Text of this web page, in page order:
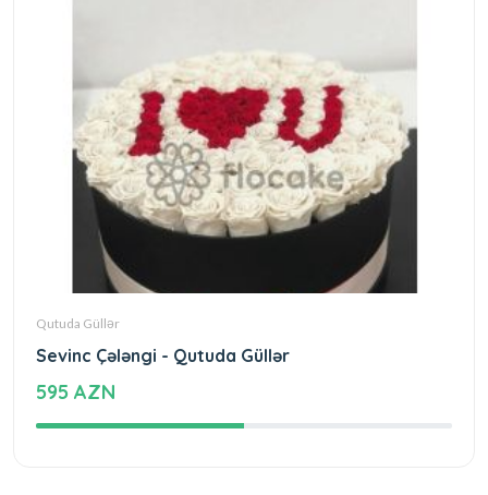
Qutuda Güllər
Sevinc Çələngi - Qutuda Güllər
595 AZN